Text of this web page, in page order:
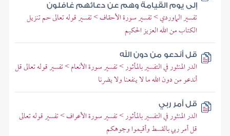
إلى يوم القيامة وهم عن دعائهم غافلون
تفسير الماوردي > تفسير سورة الأحقاف > تفسير قوله تعالى حم تنزيل
الكتاب من الله العزيز الحكيم
قل أندعو من دون الله
الدر المنثور في التفسير بالمأثور > تفسير سورة الأنعام > تفسير قوله تعالى قل
أندعو من دون الله ما لا ينفعنا ولا يضرنا
قل أمر ربي
الدر المنثور في التفسير بالمأثور > تفسير سورة الأعراف > تفسير قوله تعالى
قل أمر ربي بالقسط وأقيموا وجوهكم